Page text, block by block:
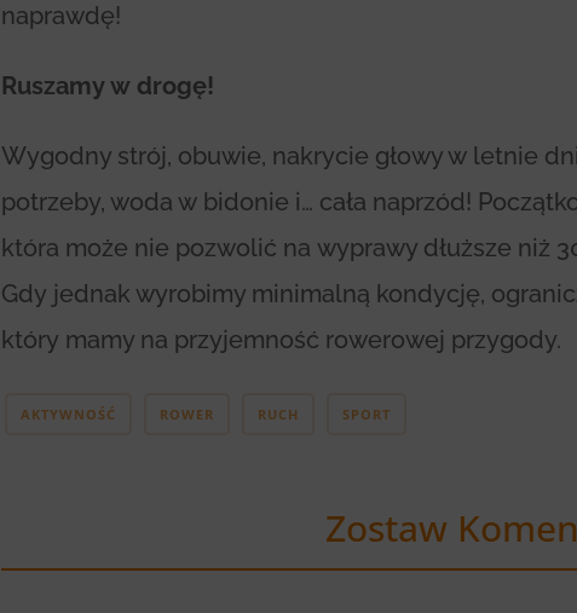
naprawdę!
Ruszamy w drogę!
Wygodny strój, obuwie, nakrycie głowy w letnie
potrzeby, woda w bidonie i… cała naprzód!
która może nie pozwolić na wyprawy dłuższe niż
Gdy jednak wyrobimy minimalną kondycję,
który mamy na przyjemność rowerowej przygody.
AKTYWNOŚĆ ROWER RUCH SPORT
Zostaw